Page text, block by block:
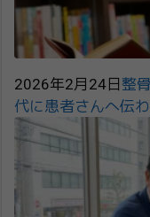
2026年2月24日 整
代に患者さんへ伝